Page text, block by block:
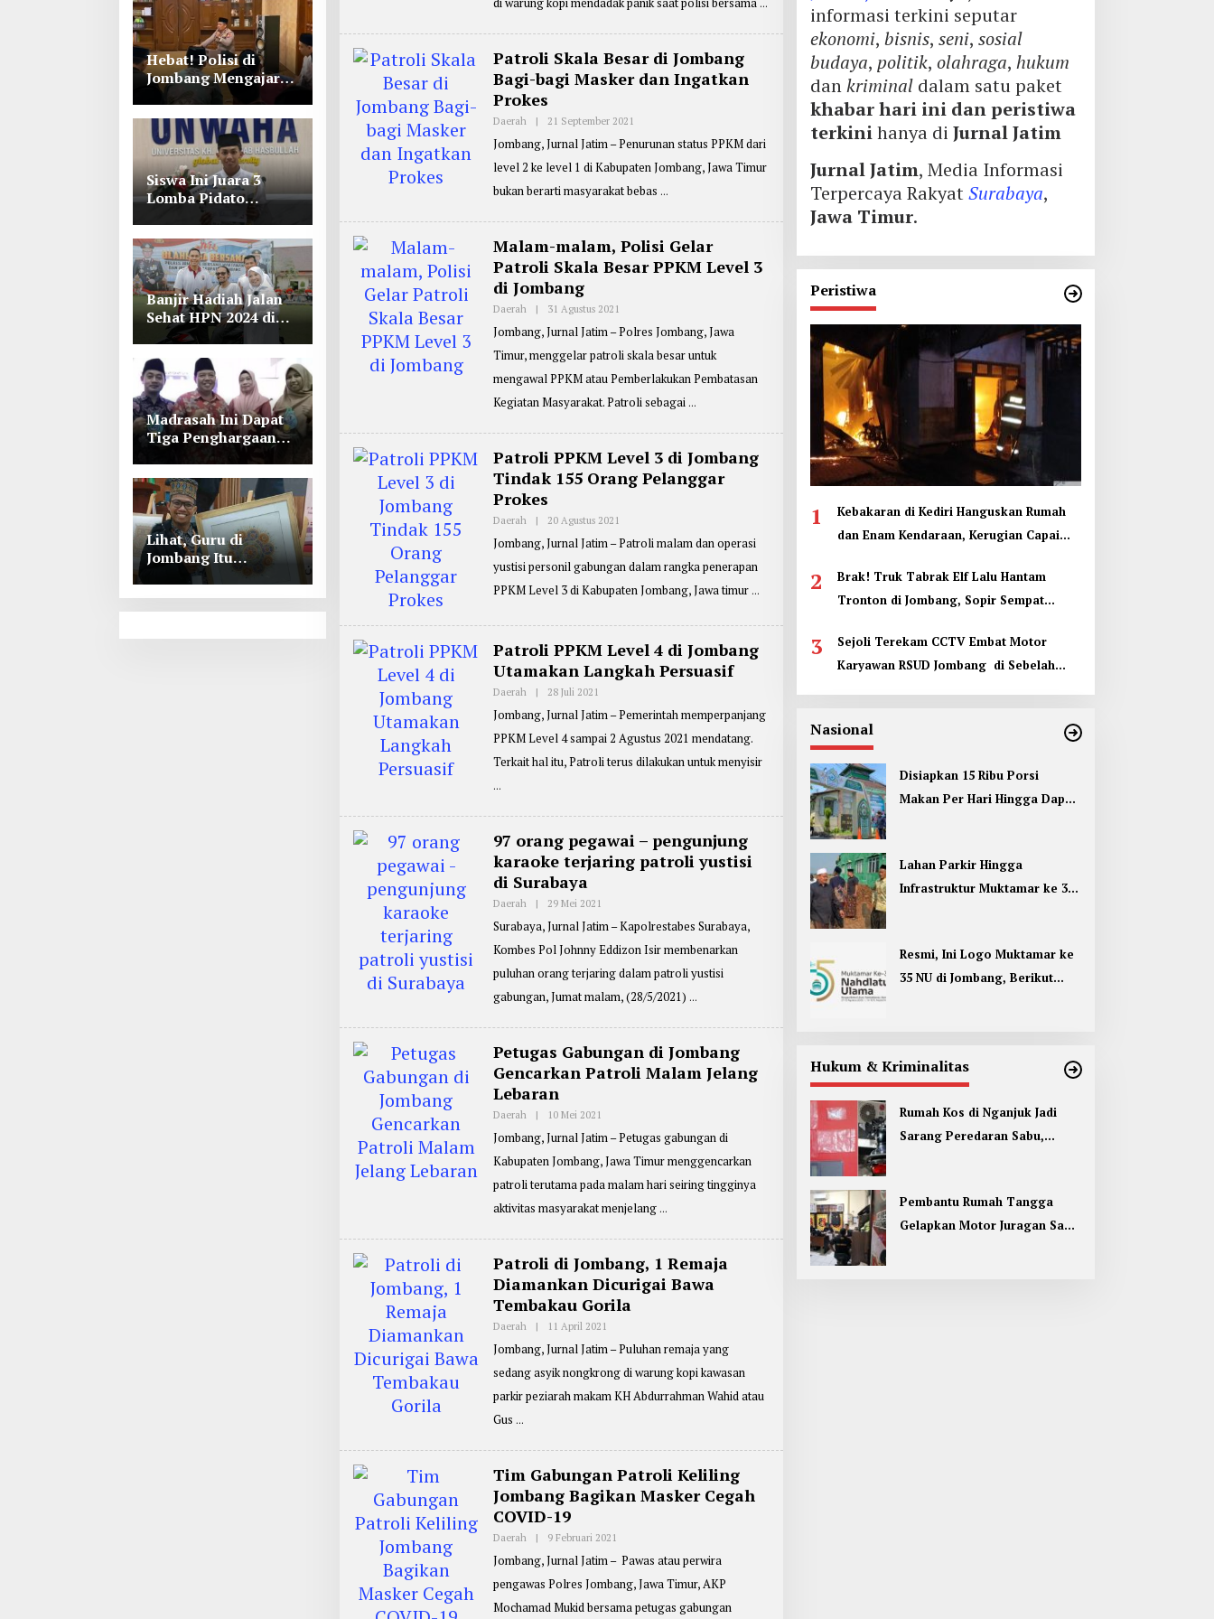
Hebat! Polisi di
Jombang Mengajar
Para Santri Mengaji
Siswa Ini Juara 3
Lomba Pidato
Bahasa Arab se Jawa
Timur-Bali di
Unwaha Jombang
Banjir Hadiah Jalan
Sehat HPN 2024 di
Polres Jombang,
Lihat Tuh Wartawan
Dapat Motor
Madrasah Ini Dapat
Tiga Penghargaan
Jombang
Lihat, Guru di
Jombang Itu
Menunjukkan Hasil
Prestasinya di
Kancah
P
R
E
:
I
U
A
R
I
I
Patroli Skala Besar di Jombang
Bagi-bagi Masker dan Ingatkan
Prokes
Daerah | 21 September 2021
E
R
P
R
E
:
U
L
A
R
I
F
Jombang, Jurnal Jatim – Penurunan status PPKM dari
level 2 ke level 1 di Kabupaten Jombang, Jawa Timur
bukan berarti masyarakat bebas
Malam-malam, Polisi Gelar
Patroli Skala Besar PPKM Level 3
di Jombang
Daerah | 31 Agustus 2021
E
R
P
O
R
E
:
Z
A
L
A
R
I
F
Jombang, Jurnal Jatim – Polres Jombang, Jawa
Timur, menggelar patroli skala besar untuk
mengawal PPKM atau Pemberlakukan Pembatasan
Kegiatan Masyarakat. Patroli sebagai
Patroli PPKM Level 3 di Jombang
Tindak 155 Orang Pelanggar
Prokes
Daerah | 20 Agustus 2021
E
R
E
P
E
R
:
I
N
U
A
Jombang, Jurnal Jatim – Patroli malam dan operasi
yustisi personil gabungan dalam rangka penerapan
PPKM Level 3 di Kabupaten Jombang, Jawa timur
Patroli PPKM Level 4 di Jombang
Utamakan Langkah Persuasif
Daerah | 28 Juli 2021
E
R
E
P
E
:
Z
A
U
A
R
I
F
N
Jombang, Jurnal Jatim – Pemerintah memperpanjang
PPKM Level 4 sampai 2 Agustus 2021 mendatang.
Terkait hal itu, Patroli terus dilakukan untuk menyisir
97 orang pegawai – pengunjung
karaoke terjaring patroli yustisi
di Surabaya
Daerah | 29 Mei 2021
E
P
E
N
G
I
I
:
Y
O
S
Surabaya, Jurnal Jatim – Kapolrestabes Surabaya,
Kombes Pol Johnny Eddizon Isir membenarkan
puluhan orang terjaring dalam patroli yustisi
gabungan, Jumat malam, (28/5/2021)
Petugas Gabungan di Jombang
Gencarkan Patroli Malam Jelang
Lebaran
Daerah | 10 Mei 2021
E
R
P
O
R
E
:
Z
A
I
U
A
R
I
F
Jombang, Jurnal Jatim – Petugas gabungan di
Kabupaten Jombang, Jawa Timur menggencarkan
patroli terutama pada malam hari seiring tingginya
aktivitas masyarakat menjelang
Patroli di Jombang, 1 Remaja
Diamankan Dicurigai Bawa
Tembakau Gorila
Daerah | 11 April 2021
E
R
P
E
:
Z
A
U
A
R
I
F
Jombang, Jurnal Jatim – Puluhan remaja yang
sedang asyik nongkrong di warung kopi kawasan
parkir peziarah makam KH Abdurrahman Wahid atau
Gus
Tim Gabungan Patroli Keliling
Jombang Bagikan Masker Cegah
COVID-19
Daerah | 9 Februari 2021
E
R
P
Jombang, Jurnal Jatim – Pawas atau perwira
pengawas Polres Jombang, Jawa Timur, AKP
Mochamad Mukid bersama petugas gabungan
informasi terkini seputar
ekonomi, bisnis, seni, sosial
budaya, politik, olahraga, hukum
dankriminaldalam satu paket
khabar hari ini dan peristiwa
terkinihanya di Jurnal Jatim
Jurnal Jatim, Media Informasi
Terpercaya RakyatSurabaya,
Jawa Timur.
Peristiwa
1
Kebakaran di Kediri Hanguskan Rumah
dan Enam Kendaraan, Kerugian Capai
2
Brak! Truk Tabrak Elf Lalu Hantam
Tronton di Jombang, Sopir Sempat
3
Sejoli Terekam CCTV Embat Motor
Karyawan RSUD Jombang di Sebelah
Nasional
Disiapkan 15 Ribu Porsi
Makan Per Hari Hingga Dapur
Lahan Parkir Hingga
Infrastruktur Muktamar ke 35
Resmi, Ini Logo Muktamar ke
35 NU di Jombang, Berikut
Hukum & Kriminalitas
Rumah Kos di Nganjuk Jadi
Sarang Peredaran Sabu,
Pembantu Rumah Tangga
Gelapkan Motor Juragan Sapi